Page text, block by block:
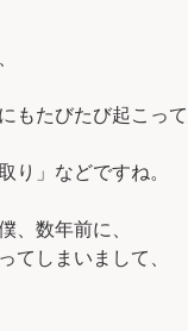
もたびたび起こって
り」などですね。
、数年前に、
てしまいまして、